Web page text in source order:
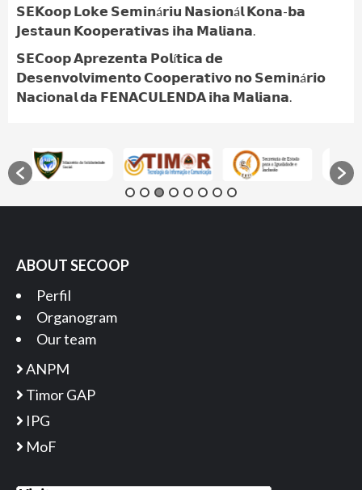
𝗦𝗘𝗞𝗼𝗼𝗽 𝗟𝗼𝗸𝗲 𝗦𝗲𝗺𝗶𝗻á𝗿𝗶𝘂 𝗡𝗮𝘀𝗶𝗼𝗻á𝗹 𝗞𝗼𝗻𝗮-𝗯𝗮
𝗝𝗲𝘀𝘁𝗮𝘂𝗻 𝗞𝗼𝗼𝗽𝗲𝗿𝗮𝘁𝗶𝘃𝗮𝘀 𝗶𝗵𝗮 𝗠𝗮𝗹𝗶𝗮𝗻𝗮.
𝗦𝗘𝗖𝗼𝗼𝗽 𝗔𝗽𝗿𝗲𝘇𝗲𝗻𝘁𝗮 𝗣𝗼𝗹í𝘁𝗶𝗰𝗮 𝗱𝗲
𝗗𝗲𝘀𝗲𝗻𝘃𝗼𝗹𝘃𝗶𝗺𝗲𝗻𝘁𝗼 𝗖𝗼𝗼𝗽𝗲𝗿𝗮𝘁𝗶𝘃𝗼 𝗻𝗼 𝗦𝗲𝗺𝗶𝗻á𝗿𝗶𝗼
𝗡𝗮𝗰𝗶𝗼𝗻𝗮𝗹 𝗱𝗮 𝗙𝗘𝗡𝗔𝗖𝗨𝗟𝗘𝗡𝗗𝗔 𝗶𝗵𝗮 𝗠𝗮𝗹𝗶𝗮𝗻𝗮.
ABOUT SECOOP
Perfil
Organogram
Our team
ANPM
Timor GAP
IPG
MoF